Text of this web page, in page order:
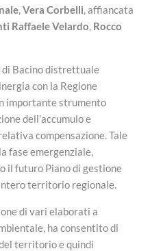
,Vera Corbelli, affiancata
Raffaele Velardo, Rocco
di Bacino distrettuale
con la Regione
importante strumento
dell’accumulo e
compensazione. Tale
fase emergenziale,
il futuro Piano di gestione
territorio regionale.
di vari elaborati a
ha consentito di
territorio e quindi